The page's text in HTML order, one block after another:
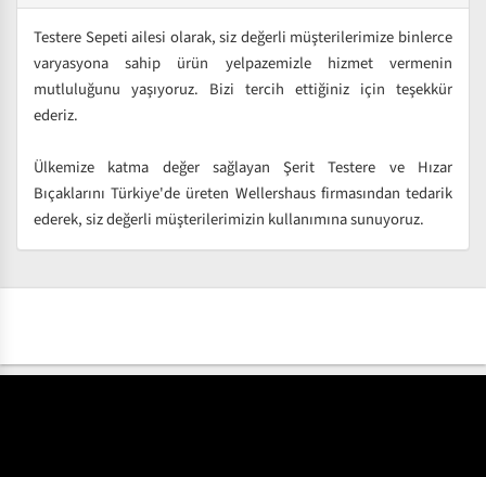
Testere Sepeti ailesi olarak, siz değerli müşterilerimize binlerce
varyasyona sahip ürün yelpazemizle hizmet vermenin
mutluluğunu yaşıyoruz. Bizi tercih ettiğiniz için teşekkür
ederiz.
Ülkemize katma değer sağlayan Şerit Testere ve Hızar
Bıçaklarını Türkiye'de üreten Wellershaus firmasından tedarik
ederek, siz değerli müşterilerimizin kullanımına sunuyoruz.